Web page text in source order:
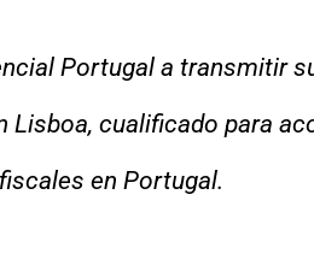
Portugal a transmitir
cualificado para
en Portugal.